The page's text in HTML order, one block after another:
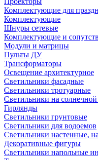
Комплектующие для
Комплектующие
Шнуры сетевые
Комплектующие и
Модули и матрицы
Пульты ДУ
Трансформаторы
Освещение архитектурное
Светильники фасадные
Светильники тротуарные
Светильники на солнечной
Гирлянды
Светильники грунтовые
Светильники для водоемов
Светильники настенные,
Декоративные фигуры
Светильники напольные